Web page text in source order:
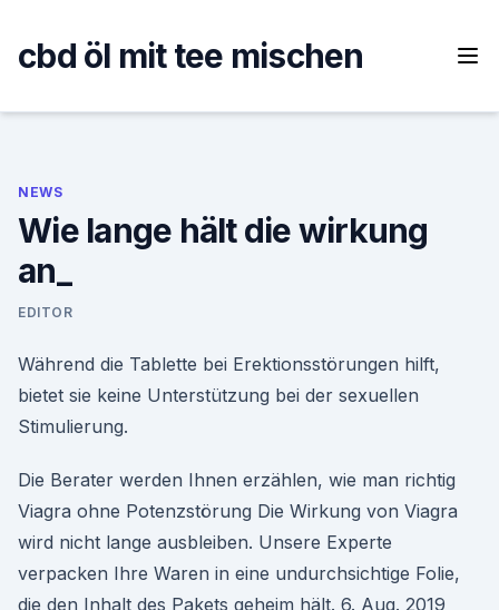
content
cbd öl mit tee mischen
NEWS
Wie lange hält die wirkung
an_
EDITOR
Während die Tablette bei Erektionsstörungen hilft,
bietet sie keine Unterstützung bei der sexuellen
Stimulierung.
Die Berater werden Ihnen erzählen, wie man richtig
Viagra ohne Potenzstörung Die Wirkung von Viagra
wird nicht lange ausbleiben. Unsere Experte
verpacken Ihre Waren in eine undurchsichtige Folie,
die den Inhalt des Pakets geheim hält. 6. Aug. 2019